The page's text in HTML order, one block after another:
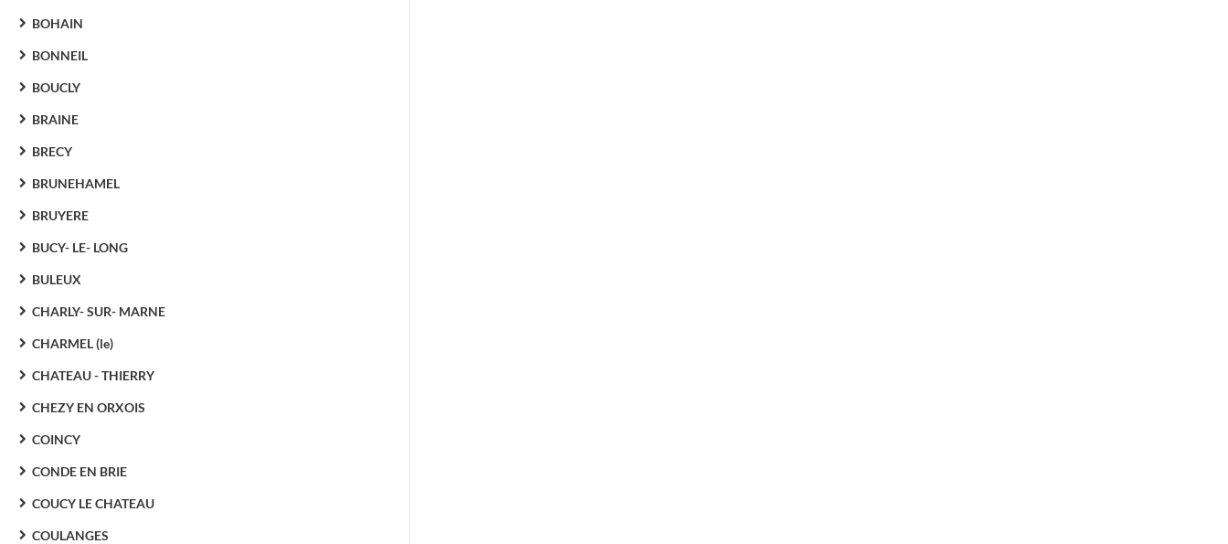
BOHAIN
BONNEIL
BOUCLY
BRAINE
BRECY
BRUNEHAMEL
BRUYERE
BUCY- LE- LONG
BULEUX
CHARLY- SUR- MARNE
CHARMEL (le)
CHATEAU - THIERRY
CHEZY EN ORXOIS
COINCY
CONDE EN BRIE
COUCY LE CHATEAU
COULANGES